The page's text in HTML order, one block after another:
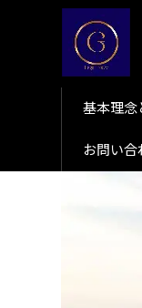
基本理念
お問い合